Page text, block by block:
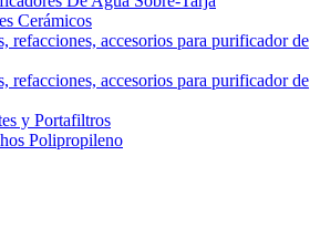
Cerámicos
refacciones, accesorios para purificador de
refacciones, accesorios para purificador de
y Portafiltros
Polipropileno